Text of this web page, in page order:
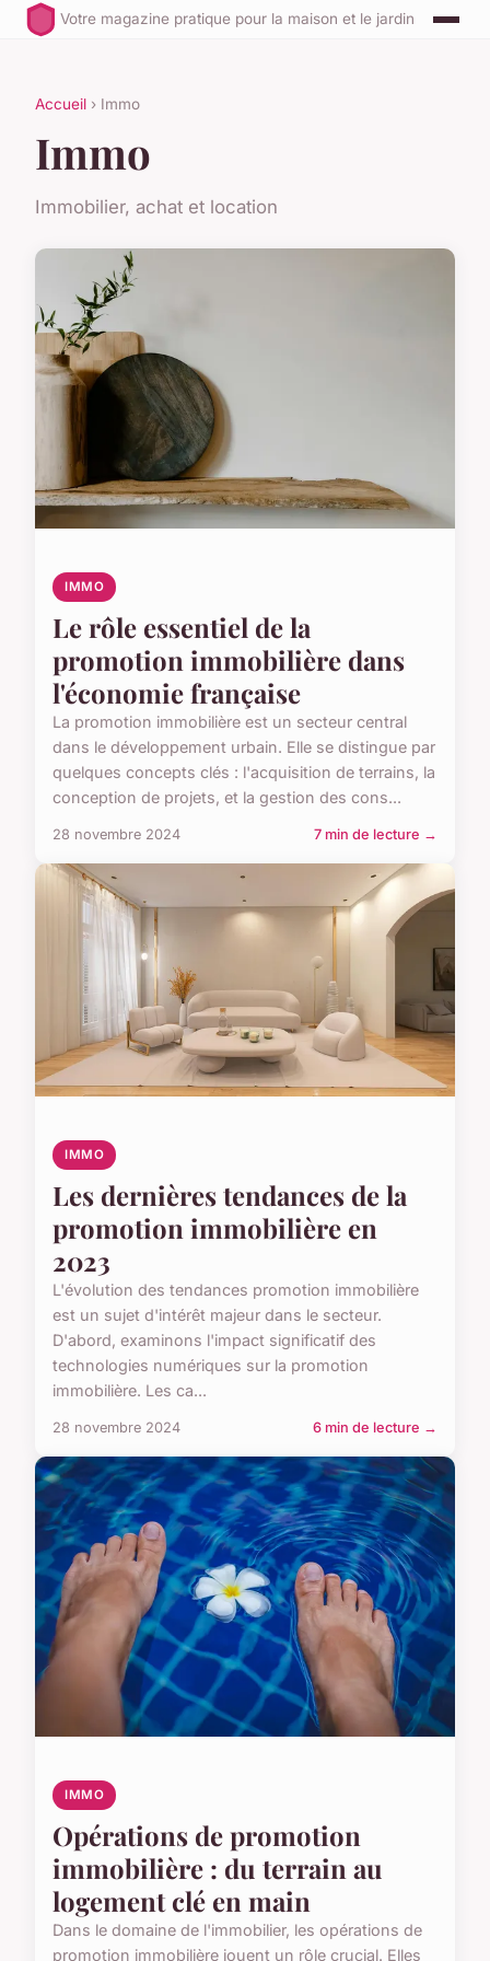
Votre magazine pratique pour la maison et le jardin
Accueil › Immo
Immo
Immobilier, achat et location
IMMO
Le rôle essentiel de la
promotion immobilière dans
l'économie française
La promotion immobilière est un secteur central
dans le développement urbain. Elle se distingue par
quelques concepts clés : l'acquisition de terrains, la
conception de projets, et la gestion des cons...
28 novembre 2024 7 min de lecture →
IMMO
Les dernières tendances de la
promotion immobilière en
2023
L'évolution des tendances promotion immobilière
est un sujet d'intérêt majeur dans le secteur.
D'abord, examinons l'impact significatif des
technologies numériques sur la promotion
immobilière. Les ca...
28 novembre 2024 6 min de lecture →
IMMO
Opérations de promotion
immobilière : du terrain au
logement clé en main
Dans le domaine de l'immobilier, les opérations de
promotion immobilière jouent un rôle crucial. Elles